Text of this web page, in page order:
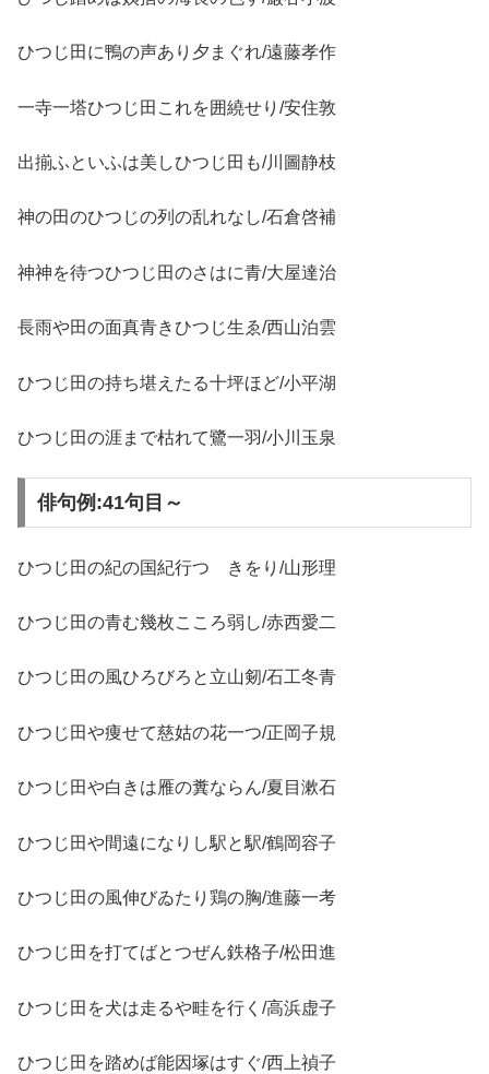
ひつじ田に鴨の声あり夕まぐれ/遠藤孝作
一寺一塔ひつじ田これを囲繞せり/安住敦
出揃ふといふは美しひつじ田も/川圖静枝
神の田のひつじの列の乱れなし/石倉啓補
神神を待つひつじ田のさはに青/大屋達治
長雨や田の面真青きひつじ生ゑ/西山泊雲
ひつじ田の持ち堪えたる十坪ほど/小平湖
ひつじ田の涯まで枯れて鷺一羽/小川玉泉
俳句例:41句目～
ひつじ田の紀の国紀行つゞきをり/山形理
ひつじ田の青む幾枚こころ弱し/赤西愛二
ひつじ田の風ひろびろと立山剱/石工冬青
ひつじ田や痩せて慈姑の花一つ/正岡子規
ひつじ田や白きは雁の糞ならん/夏目漱石
ひつじ田や間遠になりし駅と駅/鶴岡容子
ひつじ田の風伸びゐたり鶏の胸/進藤一考
ひつじ田を打てばとつぜん鉄格子/松田進
ひつじ田を犬は走るや畦を行く/高浜虚子
ひつじ田を踏めば能因塚はすぐ/西上禎子